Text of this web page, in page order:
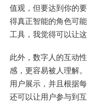
值观，但要达到你的
得真正智能的角色可
工具，我觉得可以让
此外，数字人的互动
感，更容易被人理解
用户展示，并且根据
还可以让用户参与到互